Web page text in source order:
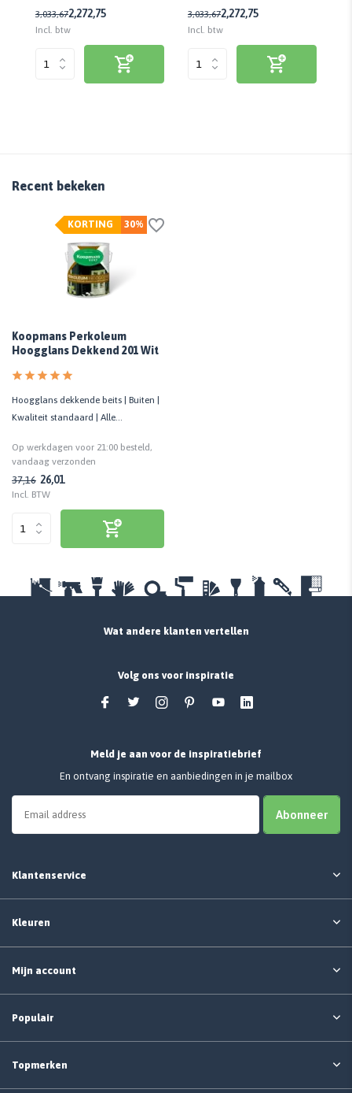
3,033,672,272,75
Incl. btw
3,033,672,272,75
Incl. btw
Recent bekeken
30%
KORTING
Koopmans Perkoleum
Hoogglans Dekkend 201 Wit
Hoogglans dekkende beits | Buiten |
Kwaliteit standaard | Alle
Op werkdagen voor 21:00 besteld,
vandaag verzonden
37,16 26,01
Incl. BTW
Wat andere klanten vertellen
Volg ons voor inspiratie
Meld je aan voor de inspiratiebrief
En ontvang inspiratie en aanbiedingen in je mailbox
Abonneer
Klantenservice
Kleuren
Mijn account
Populair
Topmerken